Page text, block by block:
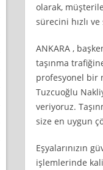
olarak,
sürecini hızlı
ANKARA ,
taşınma
profesyonel bir
Tuzcuoğlu
veriyoruz.
size en uygun
Eşyalarınızın
işlemlerinde